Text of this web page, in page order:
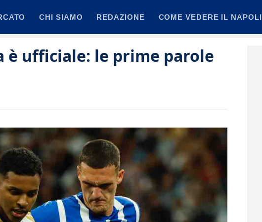
CHI SIAMO REDAZIONE COME VEDERE IL NAPOLI
è ufficiale: le prime parole